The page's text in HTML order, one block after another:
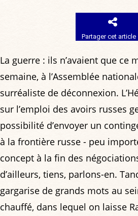
Partager cet article
La guerre : ils n’avaient que ce
semaine, à l’Assemblée
surréaliste de déconnexion.
sur l’emploi des avoirs russes
possibilité d’envoyer un
à la frontière russe - peu
concept à la fin des
d’ailleurs, tiens, parlons-en.
gargarise de grands mots au
chauffé, dans lequel on laisse